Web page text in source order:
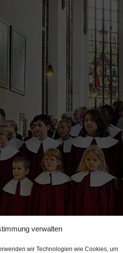
verwalten
wir Technologien wie Cookies, um